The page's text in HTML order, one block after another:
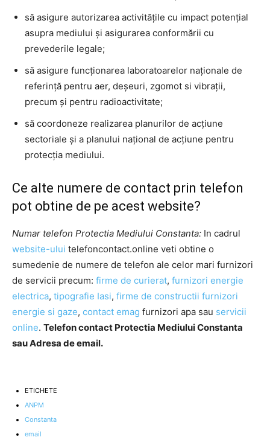
să asigure autorizarea activitățile cu impact potențial
asupra mediului și asigurarea conformării cu
prevederile legale;
să asigure funcționarea laboratoarelor naționale de
referință pentru aer, deșeuri, zgomot si vibrații,
precum și pentru radioactivitate;
să coordoneze realizarea planurilor de acțiune
sectoriale și a planului național de acțiune pentru
protecția mediului.
Ce alte numere de contact prin telefon
pot obtine de pe acest website?
Numar telefon Protectia Mediului Constanta: In cadrul
website-ului telefoncontact.online veti obtine o
sumedenie de numere de telefon ale celor mari furnizori
de servicii precum: firme de curierat, furnizori energie
electrica, tipografie Iasi, firme de constructii furnizori
energie si gaze, contact emag furnizori apa sau servicii
online. Telefon contact Protectia Mediului Constanta
sau Adresa de email.
ETICHETE
ANPM
Constanta
email